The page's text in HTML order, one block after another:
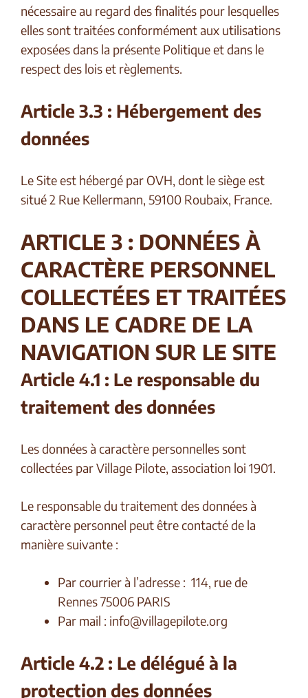
nécessaire au regard des finalités pour lesquelles
elles sont traitées conformément aux utilisations
exposées dans la présente Politique et dans le
respect des lois et règlements.
Article 3.3 : Hébergement des
données
Le Site est hébergé par OVH, dont le siège est
situé 2 Rue Kellermann, 59100 Roubaix, France.
ARTICLE 3 : DONNÉES À
CARACTÈRE PERSONNEL
COLLECTÉES ET TRAITÉES
DANS LE CADRE DE LA
NAVIGATION SUR LE SITE
Article 4.1 : Le responsable du
traitement des données
Les données à caractère personnelles sont
collectées par Village Pilote, association loi 1901.
Le responsable du traitement des données à
caractère personnel peut être contacté de la
manière suivante :
Par courrier à l’adresse : 114, rue de
Rennes 75006 PARIS
Par mail : info@villagepilote.org
Article 4.2 : Le délégué à la
protection des données